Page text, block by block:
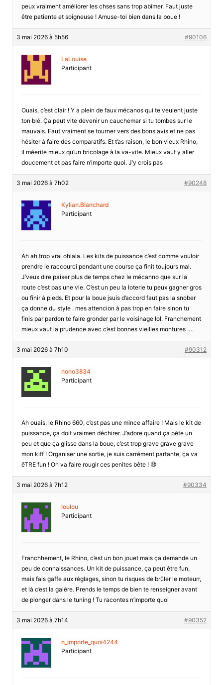
peux vraiment améliorer les chses sans trop abîmer. Faut juste
être patiente et soigneuse ! Amuse-toi bien dans la boue !
3 mai 2026 à 5h56 #90106
LaLouise
Participant
Ouais, c’est clair ! Y a plein de faux mécanos qui te veulent juste
ton blé. Ça peut vite devenir un cauchemar si tu tombes sur le
mauvais. Faut vraiment se tourner vers des bons avis et ne pas
hésiter à faire des comparatifs. Et t’as raison, le bon vieux Rhino,
il méerite mieux qu’un bricolage à la va-vite. Mieux vaut y aller
doucement et pas faire n’importe quoi. J’y crois pas
3 mai 2026 à 7h02 #90248
Kylian.Blanchard
Participant
Ah ah trop vrai ohlala. Les kits de puissance c’est comme vouloir
prendre le raccourci pendant une course ça finit toujours mal.
J’veux dire paiser plus de temps chez le mécanno que sur la
route c’est pas une vie. C’est un peu la loterie tu peux gagner gros
ou finir à pieds. Et pour la boue jsuis d’accord faut pas la snober
ça donne du style . mes attencion à pas trop en faire sinon tu
finis par pardon te faire gronder par le voisinage lol. Franchement
mieux vaut la prudence avec c’est bonnes vieilles montures ….
3 mai 2026 à 7h10 #90312
nono3834
Participant
Ah ouais, le Rhino 660, c’est pas une mince affaire ! Mais le kit de
puissance, ça doit vraimen déchirer. J’adore quand ça pète un
peu et que ça glisse dans la boue, c’est trop grave grave grave
mon kiff ! Organiser une sortie, je suis carrément partante, ça va
êTRE fun ! On va faire rougir ces penites bête ! 😄
3 mai 2026 à 7h12 #90334
loulou
Participant
Franchhement, le Rhino, c’est un bon jouet mais ça demande un
peu de connaissances. Un kit de puissance, ça peut être fun,
mais fais gaffe aux réglages, sinon tu risques de brûler le moteurr,
et là c’est la galère. Prends le temps de bien te renseigner avant
de plonger dans le tuning ! Tu racontes n’importe quoi
3 mai 2026 à 7h14 #90352
n_importe_quoi4244
Participant